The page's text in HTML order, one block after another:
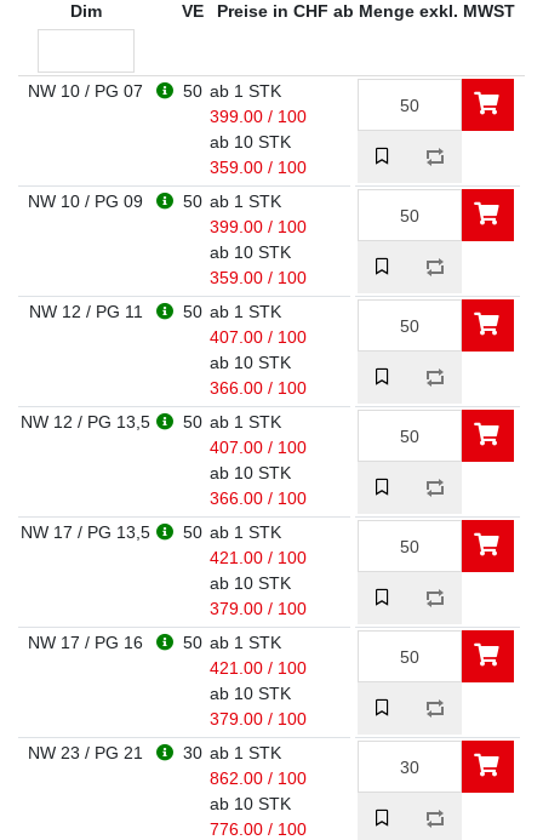
Dim VE Preise in CHF ab Menge exkl. MWST
NW 10 / PG 07 50 ab 1 STK
399.00 / 100
ab 10 STK
359.00 / 100
NW 10 / PG 09
50 ab 1 STK
399.00 / 100
ab 10 STK
359.00 / 100
NW 12 / PG 11
50 ab 1 STK
407.00 / 100
ab 10 STK
366.00 / 100
NW 12 / PG 13,5
50 ab 1 STK
407.00 / 100
ab 10 STK
366.00 / 100
NW 17 / PG 13,5
50 ab 1 STK
421.00 / 100
ab 10 STK
379.00 / 100
NW 17 / PG 16
50 ab 1 STK
421.00 / 100
ab 10 STK
379.00 / 100
NW 23 / PG 21
30 ab 1 STK
862.00 / 100
ab 10 STK
776.00 / 100